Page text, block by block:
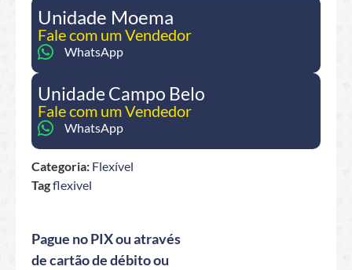
Unidade Moema
Fale com um Vendedor
WhatsApp
Unidade Campo Belo
Fale com um Vendedor
WhatsApp
Categoria: Flexível
Tagflexivel
Pague no PIX ou através
de cartão de débito ou